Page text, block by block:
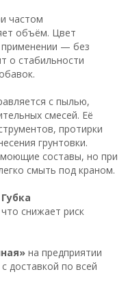
частом
объём. Цвет
применении — без
о стабильности
с пылью,
смесей. Её
протирки
грунтовки.
составы, но при
смыть под краном.
Губка
снижает риск
на предприятии
доставкой по всей